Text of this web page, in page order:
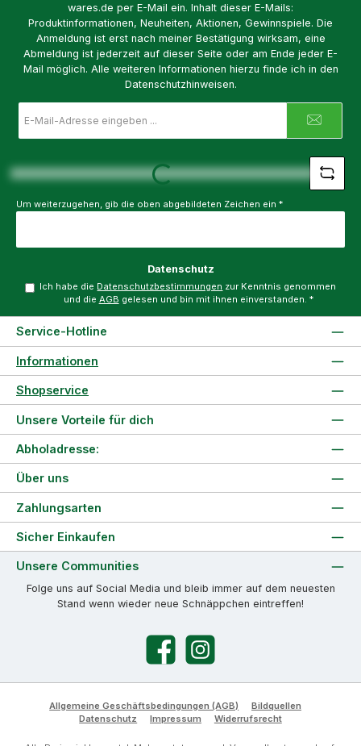
wares.de per E-Mail ein. Inhalt dieser E-Mails:
Produktinformationen, Neuheiten, Aktionen, Gewinnspiele. Die
Anmeldung ist erst nach meiner Bestätigung wirksam, eine
Abmeldung ist jederzeit auf dieser Seite oder am Ende jeder E-
Mail möglich. Alle weiteren Informationen hierzu finde ich in den
Datenschutzhinweisen.
Mail-
Adresse
Loading...
Um weiterzugehen, gib die oben abgebildeten Zeichen ein *
Datenschutz
Ich habe die Datenschutzbestimmungen zur Kenntnis genommen
und die AGB gelesen und bin mit ihnen einverstanden. *
Service-Hotline
Informationen
Shopservice
Unsere Vorteile für dich
Über uns
Zahlungsarten
Abholadresse:
Sicher Einkaufen
Unsere Communities
Folge uns auf Social Media und bleib immer auf dem neuesten
Stand wenn wieder neue Schnäppchen eintreffen!
FacebookInstagram
Allgemeine Geschäftsbedingungen (AGB)
Bildquellen
Datenschutz
Impressum Widerrufsrecht